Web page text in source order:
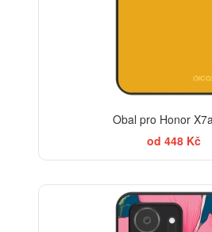
Obal pro Honor
od 448 Kč